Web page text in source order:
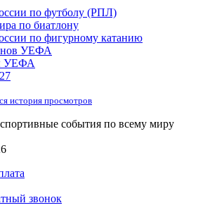
по футболу (РПЛ)
по биатлону
по фигурному катанию
УЕФА
УЕФА
история просмотров
события по всему миру
звонок